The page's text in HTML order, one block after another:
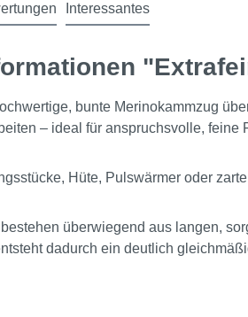
Interessantes
bunte Merinokammzug
– ideal für anspruchsvolle, feine
Hüte, Pulswärmer oder
überwiegend aus langen,
dadurch ein deutlich